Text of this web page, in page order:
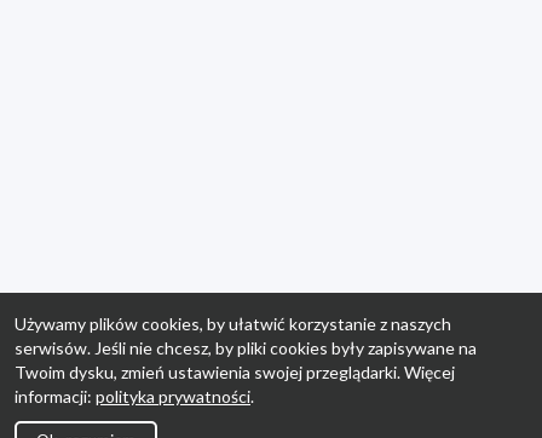
Używamy plików cookies, by ułatwić korzystanie z naszych
serwisów. Jeśli nie chcesz, by pliki cookies były zapisywane na
Twoim dysku, zmień ustawienia swojej przeglądarki. Więcej
informacji: polityka prywatności.